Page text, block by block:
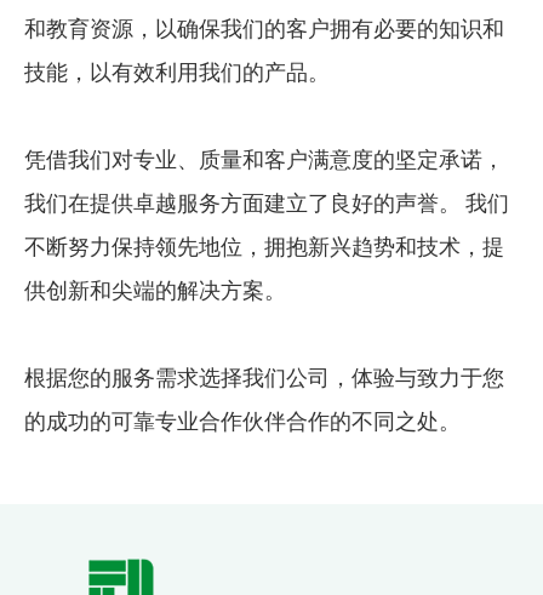
和教育资源，以确保我们的客户拥有必要的知识和
技能，以有效利用我们的产品。
凭借我们对专业、质量和客户满意度的坚定承诺，
我们在提供卓越服务方面建立了良好的声誉。 我们
不断努力保持领先地位，拥抱新兴趋势和技术，提
供创新和尖端的解决方案。
根据您的服务需求选择我们公司，体验与致力于您
的成功的可靠专业合作伙伴合作的不同之处。